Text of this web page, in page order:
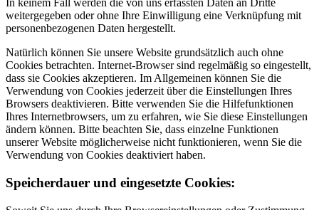
In keinem Fall werden die von uns erfassten Daten an Dritte
weitergegeben oder ohne Ihre Einwilligung eine Verknüpfung mit
personenbezogenen Daten hergestellt.
Natürlich können Sie unsere Website grundsätzlich auch ohne
Cookies betrachten. Internet-Browser sind regelmäßig so eingestellt,
dass sie Cookies akzeptieren. Im Allgemeinen können Sie die
Verwendung von Cookies jederzeit über die Einstellungen Ihres
Browsers deaktivieren. Bitte verwenden Sie die Hilfefunktionen
Ihres Internetbrowsers, um zu erfahren, wie Sie diese Einstellungen
ändern können. Bitte beachten Sie, dass einzelne Funktionen
unserer Website möglicherweise nicht funktionieren, wenn Sie die
Verwendung von Cookies deaktiviert haben.
Speicherdauer und eingesetzte Cookies: